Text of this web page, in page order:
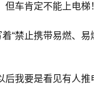
车肯定不能上电梯
“禁止携带易燃、易
后我要是看见有人推